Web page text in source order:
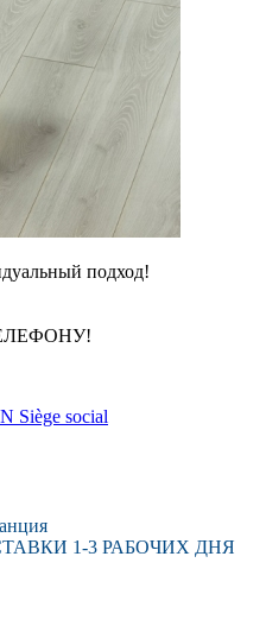
подход!
Siège social
1-3 РАБОЧИХ ДНЯ